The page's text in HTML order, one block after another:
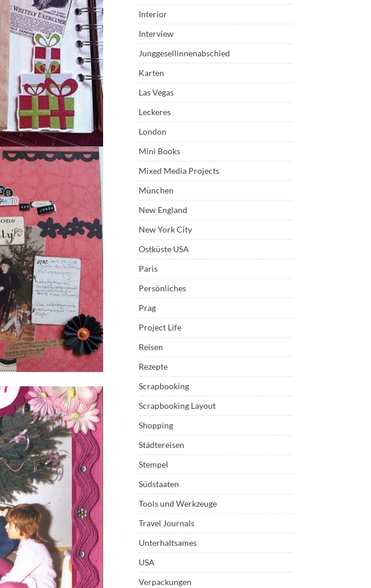
Interior
Interview
Junggesellinnenabschied
Karten
Las Vegas
Leckeres
London
Mini Books
Mixed Media Projects
München
New England
New York City
Ostküste USA
Paris
Persönliches
Prag
Project Life
Reisen
Rezepte
Scrapbooking
Scrapbooking Layout
Shopping
Städtereisen
Stempel
Südstaaten
Tools und Werkzeuge
Travel Journals
Unterhaltsames
USA
Verpackungen